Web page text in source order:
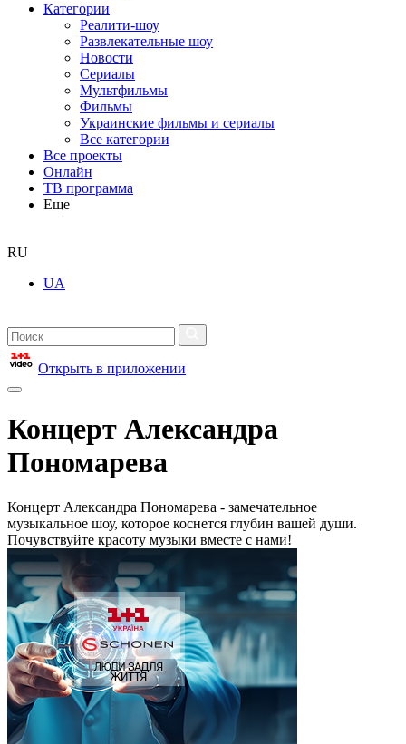
Категории
Реалити-шоу
Развлекательные шоу
Новости
Сериалы
Мультфильмы
Фильмы
Украинские фильмы и сериалы
Все категории
Все проекты
Онлайн
ТВ программа
Еще
RU
UA
Открыть в приложении
Концерт Александра
Пономарева
Концерт Александра Пономарева - замечательное
музыкальное шоу, которое коснется глубин вашей души.
Почувствуйте красоту музыки вместе с нами!